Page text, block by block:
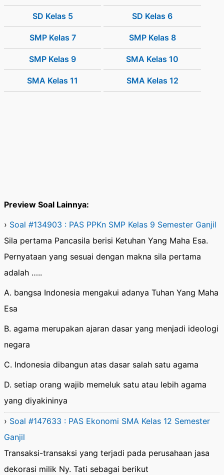
SD Kelas 5 SD Kelas 6
SMP Kelas 7 SMP Kelas 8
SMP Kelas 9 SMA Kelas 10
SMA Kelas 11 SMA Kelas 12
Preview Soal Lainnya:
› Soal #134903 : PAS PPKn SMP Kelas 9 Semester Ganjil
Sila pertama Pancasila berisi Ketuhan Yang Maha Esa.
Pernyataan yang sesuai dengan makna sila pertama
adalah …..
A. bangsa Indonesia mengakui adanya Tuhan Yang Maha
Esa
B. agama merupakan ajaran dasar yang menjadi ideologi
negara
C. Indonesia dibangun atas dasar salah satu agama
D. setiap orang wajib memeluk satu atau lebih agama
yang diyakininya
› Soal #147633 : PAS Ekonomi SMA Kelas 12 Semester
Ganjil
Transaksi-transaksi yang terjadi pada perusahaan jasa
dekorasi milik Ny. Tati sebagai berikut